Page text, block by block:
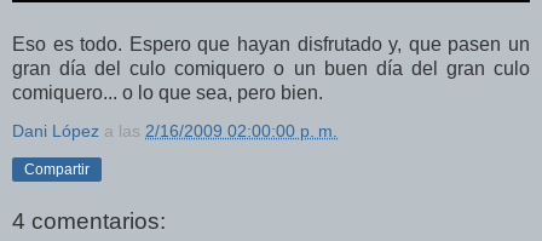
Eso es todo. Espero que hayan disfrutado y, que pasen un
gran día del culo comiquero o un buen día del gran culo
comiquero... o lo que sea, pero bien.
Dani López a las 2/16/2009 02:00:00 p. m.
Compartir
4 comentarios: